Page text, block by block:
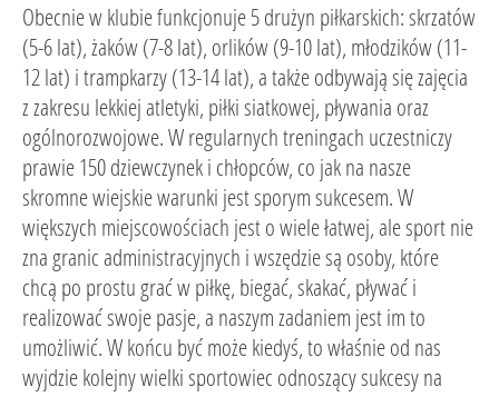
Obecnie w klubie funkcjonuje 5 drużyn piłkarskich: skrzatów
(5-6 lat), żaków (7-8 lat), orlików (9-10 lat), młodzików (11-
12 lat) i trampkarzy (13-14 lat), a także odbywają się zajęcia
z zakresu lekkiej atletyki, piłki siatkowej, pływania oraz
ogólnorozwojowe. W regularnych treningach uczestniczy
prawie 150 dziewczynek i chłopców, co jak na nasze
skromne wiejskie warunki jest sporym sukcesem. W
większych miejscowościach jest o wiele łatwej, ale sport nie
zna granic administracyjnych i wszędzie są osoby, które
chcą po prostu grać w piłkę, biegać, skakać, pływać i
realizować swoje pasje, a naszym zadaniem jest im to
umożliwić. W końcu być może kiedyś, to właśnie od nas
wyjdzie kolejny wielki sportowiec odnoszący sukcesy na